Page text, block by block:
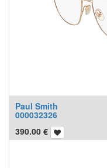
Paul Smith
000032326
390.00 €